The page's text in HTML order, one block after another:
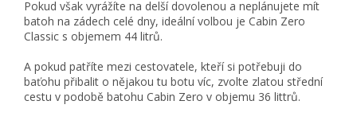
Pokud však vyrážíte na delší dovolenou a neplánujete mít
batoh na zádech celé dny, ideální volbou je Cabin Zero
Classic s objemem 44 litrů.
A pokud patříte mezi cestovatele, kteří si potřebuji do
baťohu přibalit o nějakou tu botu víc, zvolte zlatou střední
cestu v podobě batohu Cabin Zero v objemu 36 littrů.